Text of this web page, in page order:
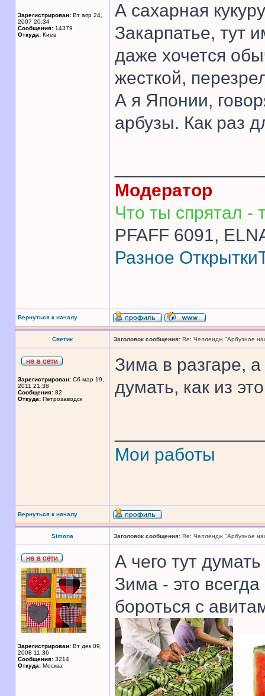
Зарегистрирован: Вт апр 24,
2007 20:34
Сообщения: 14379
Откуда: Киев
А сахарная
Закарпатье, тут
даже хочется
жесткой,
А я Японии,
арбузы. Как раз
Модератор
Что ты спрятал -
PFAFF 6091,
Разное Открытки
Вернуться к началу
Светик Заголовок сообщения: Re: Челлендж "Арбузное
Зарегистрирован: Сб мар 19,
2011 21:38
Сообщения: 82
Откуда: Петрозаводск
Зима в разгаре,
думать, как из
Мои работы
Вернуться к началу
Simona Заголовок сообщения: Re: Челлендж "Арбузное
Зарегистрирован: Вт дек 09,
2008 11:36
Сообщения: 3214
Откуда: Москва
А чего тут
Зима - это
бороться с